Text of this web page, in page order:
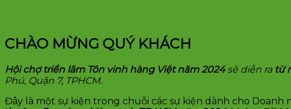
CHÀO MỪNG QUÝ KHÁCH
Hội chợ triển lãm Tôn vinh hàng Việt năm 2024sẽ diễn ra từ
Phú, Quận 7, TPHCM.
Đây là một sự kiện trong chuỗi các sự kiện dành cho Doanh